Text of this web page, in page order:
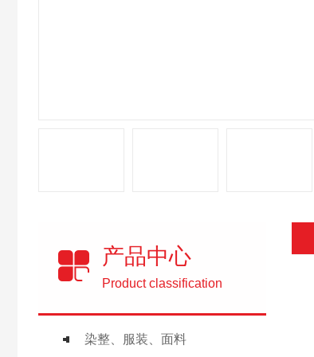
产品中心
Product classification
染整、服装、面料